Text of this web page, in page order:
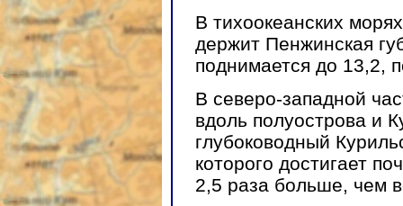
В тихоокеанских
держит Пенжинская
поднимается до 13,2,
В северо-западной
вдоль полуострова и
глубоководный
которого достигает
2,5 раза больше, чем